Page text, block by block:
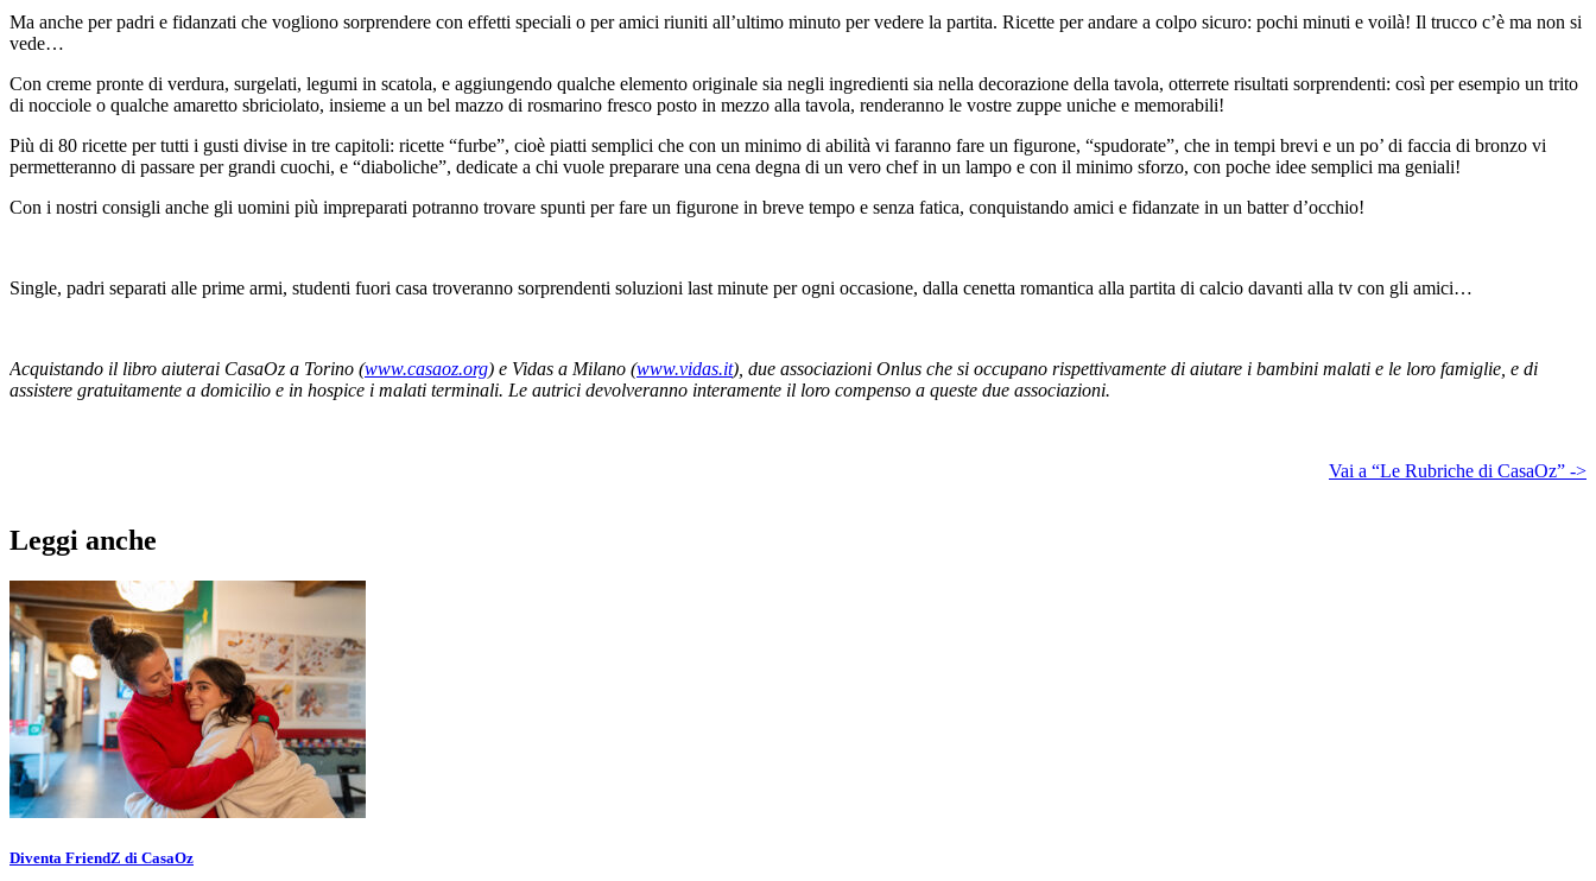
Ma anche per padri e fidanzati che vogliono sorprendere con effetti speciali o per amici riuniti all’ultimo minuto per vedere la partita. Ricette per andare a colpo sicuro: pochi minuti e voilà! Il trucco c’è ma non si
vede…
Con creme pronte di verdura, surgelati, legumi in scatola, e aggiungendo qualche elemento originale sia negli ingredienti sia nella decorazione della tavola, otterrete risultati sorprendenti: così per esempio un trito
di nocciole o qualche amaretto sbriciolato, insieme a un bel mazzo di rosmarino fresco posto in mezzo alla tavola, renderanno le vostre zuppe uniche e memorabili!
Più di 80 ricette per tutti i gusti divise in tre capitoli: ricette “furbe”, cioè piatti semplici che con un minimo di abilità vi faranno fare un figurone, “spudorate”, che in tempi brevi e un po’ di faccia di bronzo vi
permetteranno di passare per grandi cuochi, e “diaboliche”, dedicate a chi vuole preparare una cena degna di un vero chef in un lampo e con il minimo sforzo, con poche idee semplici ma geniali!
Con i nostri consigli anche gli uomini più impreparati potranno trovare spunti per fare un figurone in breve tempo e senza fatica, conquistando amici e fidanzate in un batter d’occhio!
Single, padri separati alle prime armi, studenti fuori casa troveranno sorprendenti soluzioni last minute per ogni occasione, dalla cenetta romantica alla partita di calcio davanti alla tv con gli amici…
Acquistando il libro aiuterai CasaOz a Torino (www.casaoz.org) e Vidas a Milano (www.vidas.it), due associazioni Onlus che si occupano rispettivamente di aiutare i bambini malati e le loro famiglie, e di
assistere gratuitamente a domicilio e in hospice i malati terminali. Le autrici devolveranno interamente il loro compenso a queste due associazioni.
Vai a “Le Rubriche di CasaOz” ->
Leggi anche
Diventa FriendZ di CasaOz